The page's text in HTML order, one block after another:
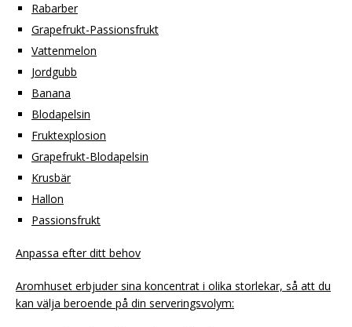
Rabarber
Grapefrukt-Passionsfrukt
Vattenmelon
Jordgubb
Banana
Blodapelsin
Fruktexplosion
Grapefrukt-Blodapelsin
Krusbär
Hallon
Passionsfrukt
Anpassa efter ditt behov
Aromhuset erbjuder sina koncentrat i olika storlekar, så att du
kan välja beroende på din serveringsvolym: